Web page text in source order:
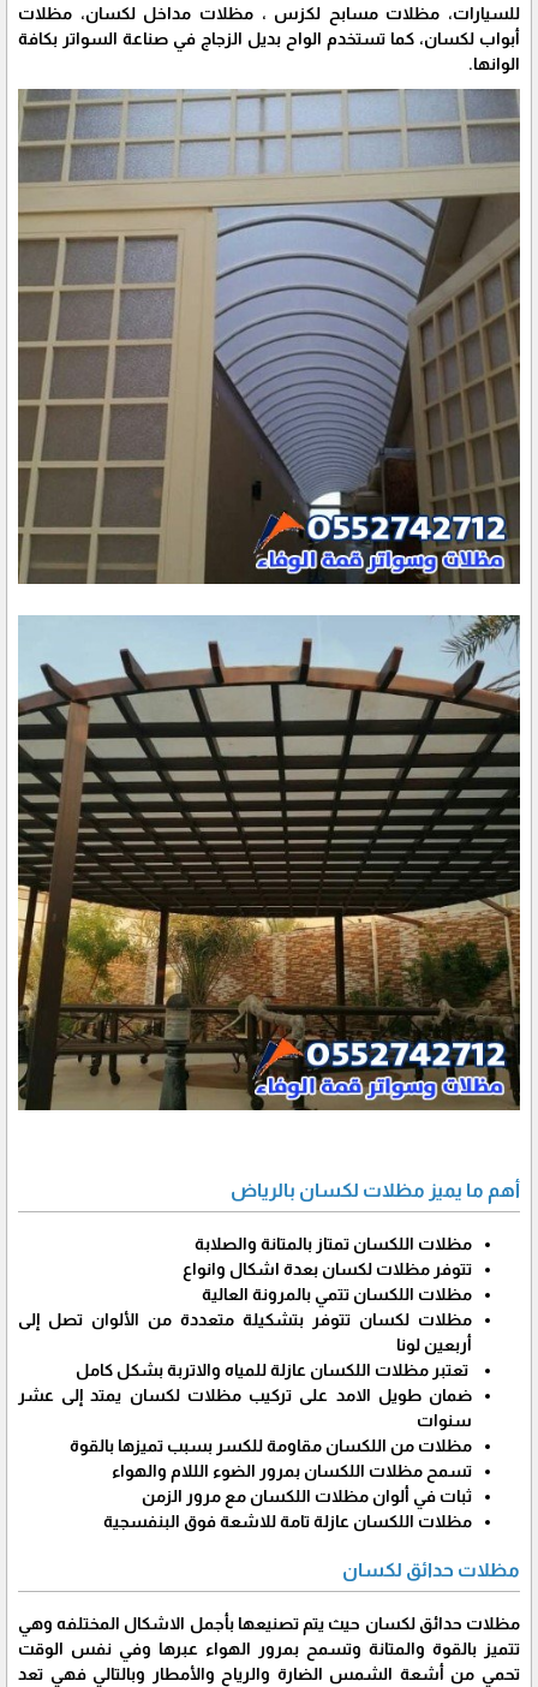
للسيارات، مظلات مسابح لكزس ، مظلات مداخل لكسان، مظلات
أبواب لكسان، كما تستخدم الواح بديل الزجاج في صناعة السواتر بكافة
الوانها.
أهم ما يميز مظلات لكسان بالرياض
مظلات اللكسان تمتاز بالمتانة والصلابة
تتوفر مظلات لكسان بعدة اشكال وانواع
مظلات اللكسان تتمي بالمرونة العالية
مظلات لكسان تتوفر بتشكيلة متعددة من الألوان تصل إلى
أربعين لونا
تعتبر مظلات اللكسان عازلة للمياه والاتربة بشكل كامل
ضمان طويل الامد على تركيب مظلات لكسان يمتد إلى عشر
سنوات
مظلات من اللكسان مقاومة للكسر بسبب تميزها بالقوة
تسمح مظلات اللكسان بمرور الضوء الللام والهواء
ثبات في ألوان مظلات اللكسان مع مرور الزمن
مظلات اللكسان عازلة تامة للاشعة فوق البنفسجية
مظلات حدائق لكسان
مظلات حدائق لكسان حيث يتم تصنيعها بأجمل الاشكال المختلفه وهي
تتميز بالقوة والمتانة وتسمح بمرور الهواء عبرها وفي نفس الوقت
تحمي من أشعة الشمس الضارة والرياح والأمطار وبالتالي فهي تعد